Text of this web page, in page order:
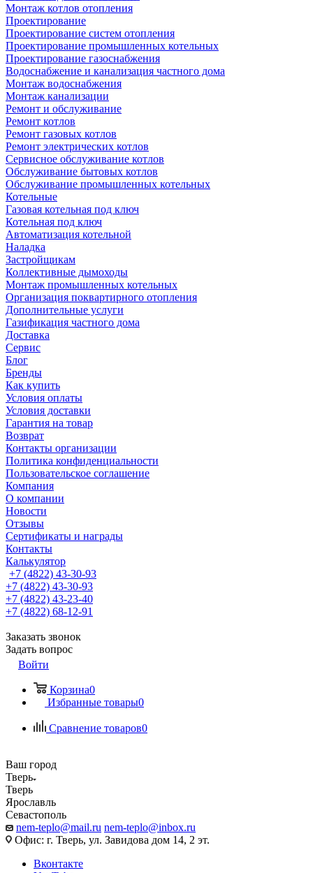
Монтаж котлов отопления
Проектирование
Проектирование систем отопления
Проектирование промышленных котельных
Проектирование газоснабжения
Водоснабжение и канализация частного дома
Монтаж водоснабжения
Монтаж канализации
Ремонт и обслуживание
Ремонт котлов
Ремонт газовых котлов
Ремонт электрических котлов
Сервисное обслуживание котлов
Обслуживание бытовых котлов
Обслуживание промышленных котельных
Котельные
Газовая котельная под ключ
Котельная под ключ
Автоматизация котельной
Наладка
Застройщикам
Коллективные дымоходы
Монтаж промышленных котельных
Организация поквартирного отопления
Дополнительные услуги
Газификация частного дома
Доставка
Сервис
Блог
Бренды
Как купить
Условия оплаты
Условия доставки
Гарантия на товар
Возврат
Контакты организации
Политика конфиденциальности
Пользовательское соглашение
Компания
О компании
Новости
Отзывы
Сертификаты и награды
Контакты
Калькулятор
+7 (4822) 43-30-93
+7 (4822) 43-30-93
+7 (4822) 43-23-40
+7 (4822) 68-12-91
Заказать звонок
Задать вопрос
Войти
Корзина0
Избранные товары0
Сравнение товаров0
Ваш город
Тверь
Тверь
Ярославль
Севастополь
nem-teplo@mail.ru nem-teplo@inbox.ru
Офис: г. Тверь, ул. Завидова дом 14, 2 эт.
Вконтакте